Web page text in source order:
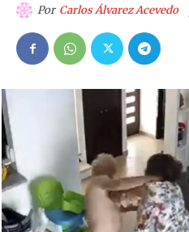
Por Carlos Álvarez Acevedo